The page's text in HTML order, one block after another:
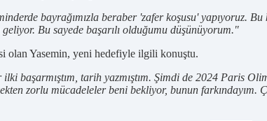
bayrağımızla beraber 'zafer koşusu' yapıyoruz.
Bu sayede başarılı olduğumu düşünüyorum."
olan Yasemin, yeni hedefiyle ilgili konuştu.
başarmıştım, tarih yazmıştım. Şimdi de 2024 Paris
zorlu mücadeleler beni bekliyor, bunun